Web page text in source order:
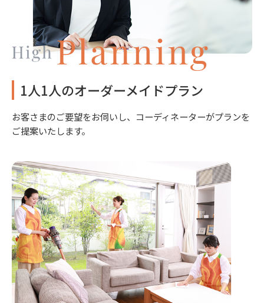
1人1人のオーダーメイドプラン
お客さまのご要望をお伺いし、コーディネーターがプランを
ご提案いたします。